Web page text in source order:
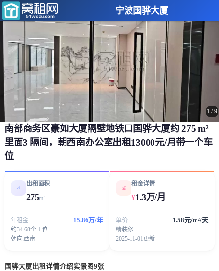
宁波国骅大厦
1 /9
南部商务区豪如大厦隔壁地铁口国骅大厦约 275 m²
里面3 隔间，朝西南办公室出租13000元/月带一个车
位
📐
出租面积
275m²
年租金 15.86万/年
约34-68个工位
朝向:西南
💰
租金详情
¥1.3万/月
单价 1.58元/m²/天
精装修
2025-11-01更新
国骅大厦出租详情介绍实景图9张